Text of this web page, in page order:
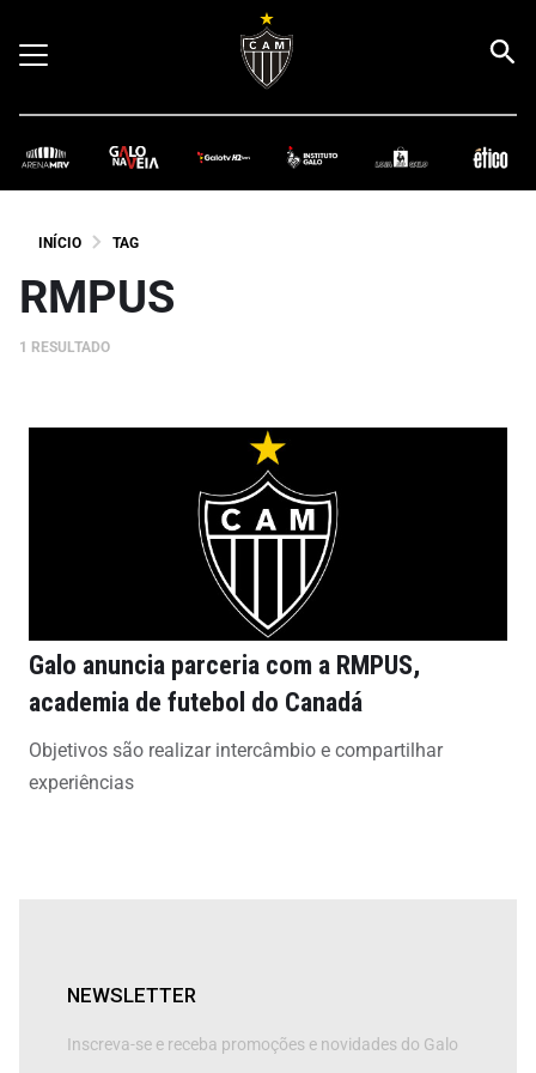
INÍCIO TAG
RMPUS
1 RESULTADO
Galo anuncia parceria com a RMPUS,
academia de futebol do Canadá
Objetivos são realizar intercâmbio e compartilhar
experiências
NEWSLETTER
Inscreva-se e receba promoções e novidades do Galo